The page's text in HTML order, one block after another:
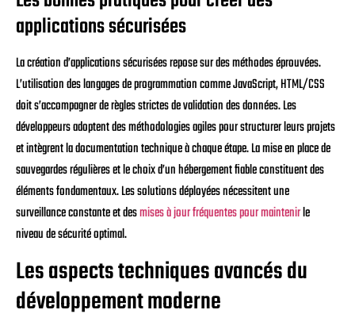
applications sécurisées
La création d’applications sécurisées repose sur des méthodes éprouvées.
L’utilisation des langages de programmation comme JavaScript, HTML/CSS
doit s’accompagner de règles strictes de validation des données. Les
développeurs adoptent des méthodologies agiles pour structurer leurs projets
et intègrent la documentation technique à chaque étape. La mise en place de
sauvegardes régulières et le choix d’un hébergement fiable constituent des
éléments fondamentaux. Les solutions déployées nécessitent une
surveillance constante et desmises à jour fréquentes pour maintenirle
niveau de sécurité optimal.
Les aspects techniques avancés du
développement moderne